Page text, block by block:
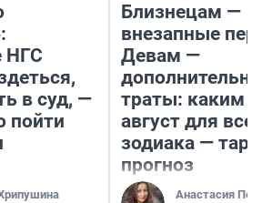
НГС
в суд, —
пойти
Близнецам —
внезапные
Девам —
траты: каким
август для
зодиака —
прогноз
Анастасия